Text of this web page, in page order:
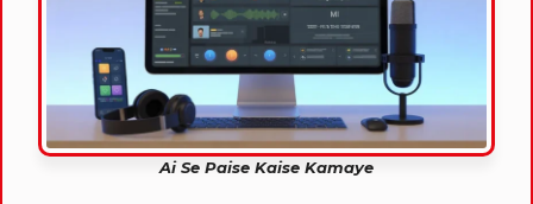
Ai Se Paise Kaise Kamaye